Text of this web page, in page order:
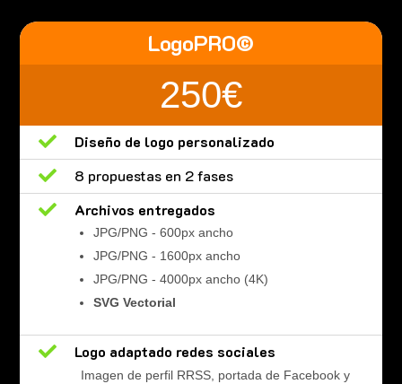
LogoPRO©
250€

Diseño de logo personalizado

8 propuestas en 2 fases

Archivos entregados
JPG/PNG - 600px ancho
JPG/PNG - 1600px ancho
JPG/PNG - 4000px ancho (4K)
SVG Vectorial
 Logo adaptado redes sociales
Imagen de perfil RRSS, portada de Facebook y